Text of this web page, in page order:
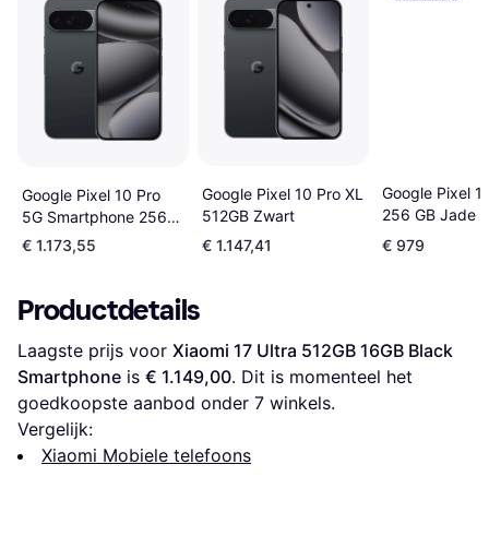
Google Pixel 10 Pro
5G Smartphone 256
GB Zwart
€ 1.173,55
Google Pixel 10 Pro XL
512GB Zwart
€ 1.147,41
Google Pixel
256 GB Jade
€ 979
Productdetails
Laagste prijs voor Xiaomi 17 Ultra 512GB 16GB Black
Smartphone is € 1.149,00. Dit is momenteel het
goedkoopste aanbod onder 7 winkels.
Vergelijk:
Xiaomi Mobiele telefoons